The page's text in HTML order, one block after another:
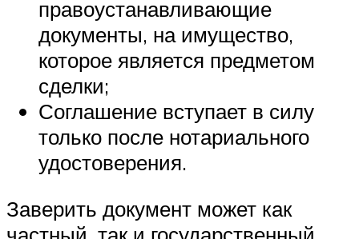
правоустанавливающие
документы, на имущество,
которое является предметом
сделки;
Соглашение вступает в силу
только после нотариального
удостоверения.
Заверить документ может как